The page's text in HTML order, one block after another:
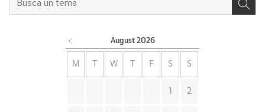
August 2026
M W F S S
1 2